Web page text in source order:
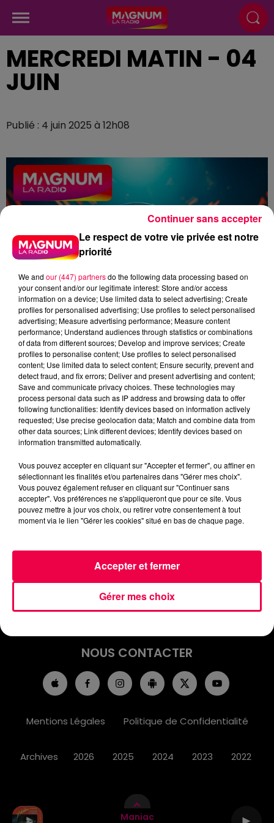
Maniac
MERCREDI MATIN - 04
JUIN
Publié : 4 juin 2025 à 12h08
podcasts/2025/06/12h-.mp3
INFOS
EMISSIONS
JEUX
PODCASTS
NOUS CONTACTER
Mentions Légales Politique de Confidentialité
Archives 2026 2025 2024 2023 2022
Le respect de votre vie privée est notre
priorité
We and our (447) partnersdo the following data processing based on
your consent and/or our legitimate interest: Store and/or access
information on a device; Use limited data to select advertising; Create
profiles for personalised advertising; Use profiles to select personalised
advertising; Measure advertising performance; Measure content
performance; Understand audiences through statistics or combinations
of data from different sources; Develop and improve services; Create
profiles to personalise content; Use profiles to select personalised
content; Use limited data to select content; Ensure security, prevent and
detect fraud, and fix errors; Deliver and present advertising and content;
Save and communicate privacy choices. These technologies may
process personal data such as IP address and browsing data to offer
following functionalities: Identify devices based on information actively
requested; Use precise geolocation data; Match and combine data from
other data sources; Link different devices; Identify devices based on
information transmitted automatically.
Vous pouvez accepter en cliquant sur "Accepter et fermer", ou affiner en
sélectionnant les finalités et/ou partenaires dans "Gérer mes choix".
Vous pouvez également refuser en cliquant sur "Continuer sans
accepter". Vos préférences ne s'appliqueront que pour ce site. Vous
pouvez mettre à jour vos choix, ou retirer votre consentement à tout
moment via le lien "Gérer les cookies" situé en bas de chaque page.
Gérer mes choix
Accepter et fermer
Continuer sans accepter